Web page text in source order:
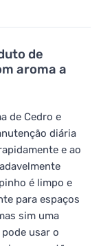
de
aroma a
de Cedro e
diária
e ao
é limpo e
para espaços
sim uma
usar o